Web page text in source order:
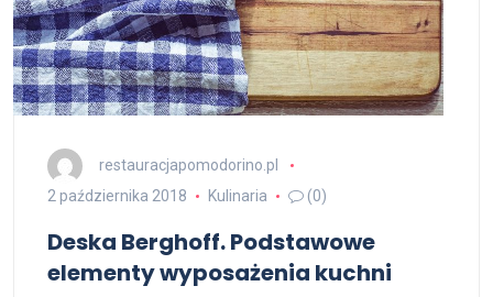
restauracjapomodorino.pl
2 października 2018
Kulinaria (0)
Deska Berghoff. Podstawowe
elementy wyposażenia kuchni